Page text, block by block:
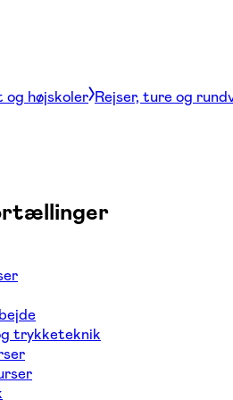
og højskoler Rejser, ture og
trykketeknik